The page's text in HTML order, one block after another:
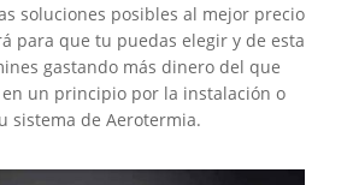
soluciones posibles al mejor precio
para que tu puedas elegir y de esta
gastando más dinero del que
un principio por la instalación o
sistema de Aerotermia.